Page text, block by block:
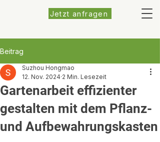
Jetzt anfragen
Beitrag
Gartenarbeit effizienter
gestalten mit dem Pflanz-
und Aufbewahrungskasten
Suzhou Hongmao
12. Nov. 2024 2 Min. Lesezeit